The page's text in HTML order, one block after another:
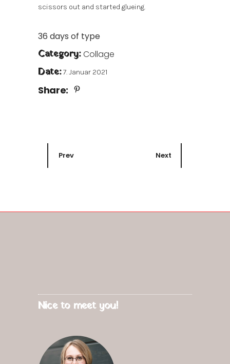
scissors out and started glueing.
36 days of type
Category: Collage
Date: 7. Januar 2021
Share:
Prev Next
Nice to meet you!